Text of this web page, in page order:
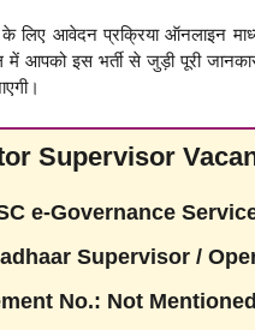
लिए आवेदन प्रक्रिया ऑनलाइन
इस भर्ती से जुड़ी पूरी
Supervisor
e-Governance
Supervisor /
No.: Not Mentioned